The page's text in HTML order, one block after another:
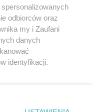
odbiorców oraz
my i Zaufani
danych
identyfikacji.
prywatności